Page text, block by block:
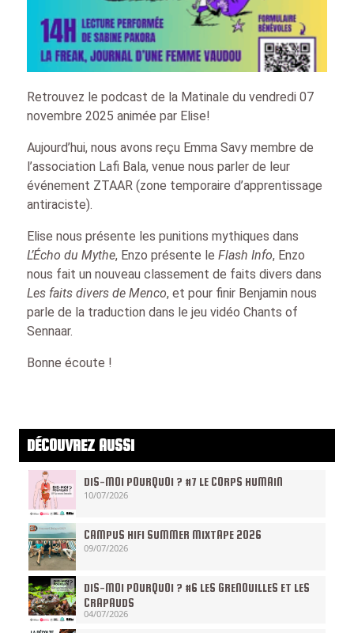
Retrouvez le podcast de la Matinale du vendredi 07
novembre 2025 animée par Elise!
Aujourd’hui, nous avons reçu Emma Savy membre de
l’association Lafi Bala, venue nous parler de leur
événement ZTAAR (zone temporaire d’apprentissage
antiraciste).
Elise nous présente les punitions mythiques dans
L’Écho du Mythe, Enzo présente le Flash Info, Enzo
nous fait un nouveau classement de faits divers dans
Les faits divers de Menco, et pour finir Benjamin nous
parle de la traduction dans le jeu vidéo Chants of
Sennaar.
Bonne écoute !
DÉCOUVREZ AUSSI
DIS-MOI POURQUOI ? #7 LE CORPS HUMAIN
10/07/2026
CAMPUS HIFI SUMMER MIXTAPE 2026
09/07/2026
DIS-MOI POURQUOI ? #6 LES GRENOUILLES ET LES
CRAPAUDS
04/07/2026